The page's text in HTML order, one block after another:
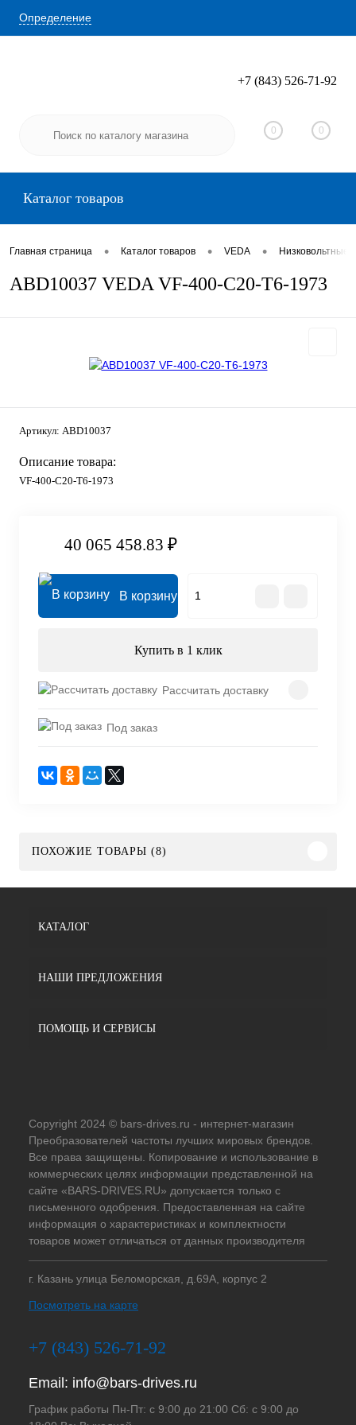
Определение
Вход Регистрация
+7 (843) 526-71-92
0 0
Каталог товаров
Главная страница • Каталог товаров • VEDA •
ABD10037 VEDA VF-400-C20-T6-1973
Артикул: ABD10037
Описание товара:
VF-400-C20-T6-1973
40 065 458.83 ₽
В корзину
Купить в 1 клик
Рассчитать доставку
Под заказ
ПОХОЖИЕ ТОВАРЫ (8)
КАТАЛОГ
НАШИ ПРЕДЛОЖЕНИЯ
ПОМОЩЬ И СЕРВИСЫ
Copyright 2024 © bars-drives.ru - интернет-магазин
Преобразователей частоты лучших мировых брендов.
Все права защищены. Копирование и использование в
коммерческих целях информации представленной на
сайте «BARS-DRIVES.RU» допускается только с
письменного одобрения. Предоставленная на сайте
информация о характеристиках и комплектности
товаров может отличаться от данных производителя
г. Казань улица Беломорская, д.69А, корпус 2
Посмотреть на карте
+7 (843) 526-71-92
Email: info@bars-drives.ru
График работы Пн-Пт: с 9:00 до 21:00 Сб: с 9:00 до